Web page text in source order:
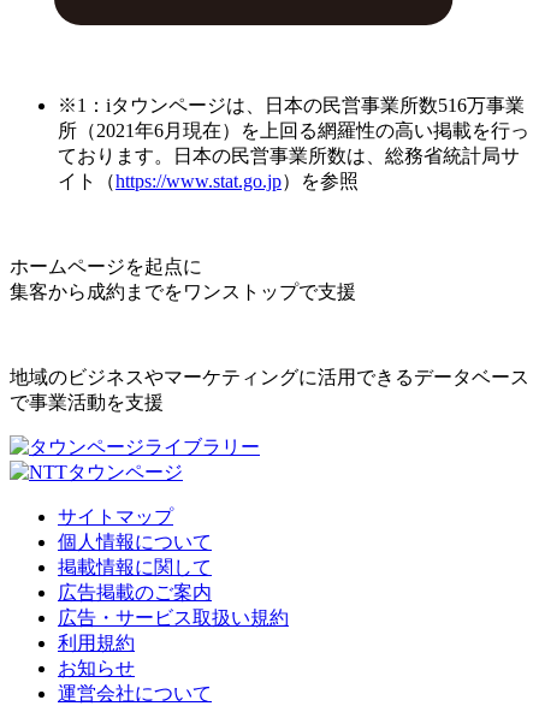
※1：iタウンページは、日本の民営事業所数516万事業
所（2021年6月現在）を上回る網羅性の高い掲載を行っ
ております。日本の民営事業所数は、総務省統計局サ
イト（https://www.stat.go.jp）を参照
ホームページを起点に
集客から成約までをワンストップで支援
地域のビジネスやマーケティングに活用できるデータベース
で事業活動を支援
サイトマップ
個人情報について
掲載情報に関して
広告掲載のご案内
広告・サービス取扱い規約
利用規約
お知らせ
運営会社について